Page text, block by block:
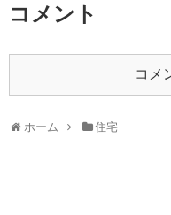
コメント
コメ
ホーム 住宅